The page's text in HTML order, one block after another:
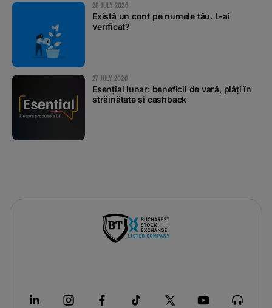
28 JULY 2026
Există un cont pe numele tău. L-ai
verificat?
27 JULY 2026
Esențial lunar: beneficii de vară, plăți în
străinătate și cashback